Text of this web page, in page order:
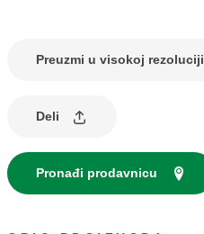
Preuzmi u visokoj rezoluciji
Deli
Pronađi prodavnicu